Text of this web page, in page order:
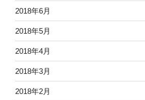
2018年6月
2018年5月
2018年4月
2018年3月
2018年2月